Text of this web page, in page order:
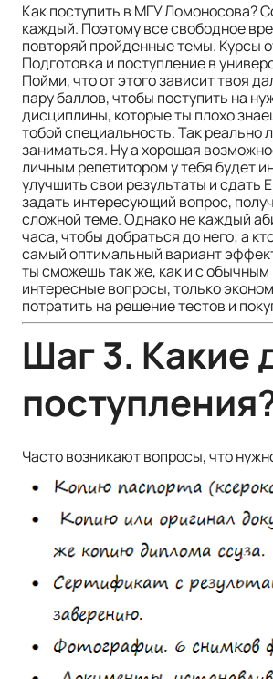
Как поступить в МГУ Ломоносова?
каждый. Поэтому все свободное
повторяй пройденные темы. Курсы
Подготовка и поступление в
Пойми, что от этого зависит твоя
пару баллов, чтобы поступить на
дисциплины, которые ты плохо
тобой специальность. Так
заниматься. Ну а хорошая
личным репетитором у тебя будет
улучшить свои результаты и сдать
задать интересующий вопрос,
сложной теме. Однако не каждый
часа, чтобы добраться до него; а
самый оптимальный вариант
ты сможешь так же, как и с
интересные вопросы, только
потратить на решение тестов и
Шаг 3. Какие
Часто возникают вопросы, что